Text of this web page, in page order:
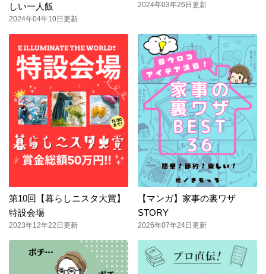
しい一人飯
2024年04年10日更新
2024年03年26日更新
第10回【暮らしニスタ大賞】
特設会場
2023年12年22日更新
【マンガ】家事の裏ワザ
STORY
2026年07年24日更新